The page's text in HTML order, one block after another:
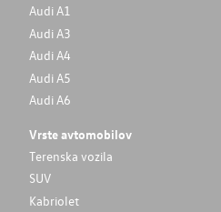
Audi A1
Audi A3
Audi A4
Audi A5
Audi A6
Vrste avtomobilov
Terenska vozila
SUV
Kabriolet